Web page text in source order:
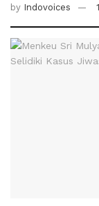
by Indovoices